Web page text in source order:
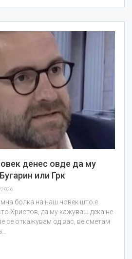
денес овде да му
или Грк
болка на наш човек што е
Христов, да му кажуваш дека не
се откажувам од вас, ве сметам